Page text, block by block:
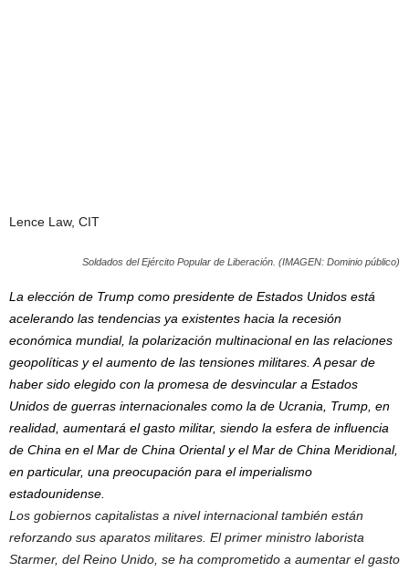
Lence Law, CIT
Soldados del Ejército Popular de Liberación. (IMAGEN: Dominio público)
La elección de Trump como presidente de Estados Unidos está
acelerando las tendencias ya existentes hacia la recesión
económica mundial, la polarización multinacional en las relaciones
geopolíticas y el aumento de las tensiones militares. A pesar de
haber sido elegido con la promesa de desvincular a Estados
Unidos de guerras internacionales como la de Ucrania, Trump, en
realidad, aumentará el gasto militar, siendo la esfera de influencia
de China en el Mar de China Oriental y el Mar de China Meridional,
en particular, una preocupación para el imperialismo
estadounidense.
Los gobiernos capitalistas a nivel internacional también están
reforzando sus aparatos militares. El primer ministro laborista
Starmer, del Reino Unido, se ha comprometido a aumentar el gasto